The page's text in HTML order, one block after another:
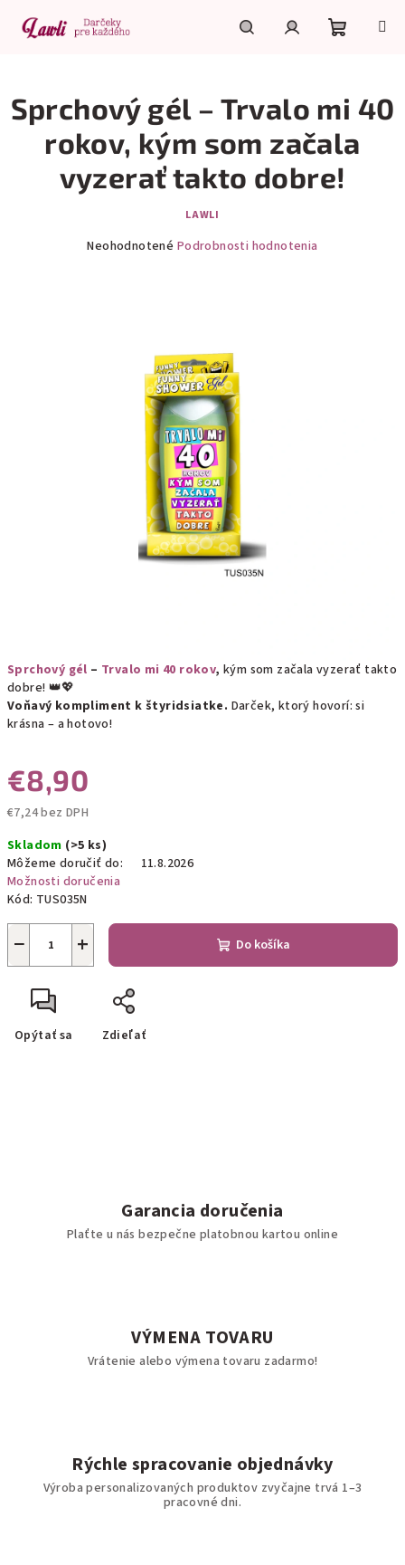
obsah
košík
Sprchový gél – Trvalo mi 40 rokov, kým som začala vyzerať takto
dobre! 👑💖
Voňavý kompliment k štyridsiatke. Darček, ktorý hovorí: si
krásna – a hotovo!
€8,90
€7,24 bez DPH
cena:
Skladom (>5 ks)
Môžeme doručiť do:
11.8.2026
Možnosti doručenia
Kód: TUS035N
+
− Do košíka
Opýtať sa Zdieľať
Sprchový gél – Trvalo mi 40
rokov, kým som začala
vyzerať takto dobre!
LAWLI
Neohodnotené Podrobnosti hodnotenia
Garancia doručenia
Plaťte u nás bezpečne platobnou kartou online
VÝMENA TOVARU
Vrátenie alebo výmena tovaru zadarmo!
Rýchle spracovanie objednávky
Výroba personalizovaných produktov zvyčajne trvá 1–3
pracovné dni.